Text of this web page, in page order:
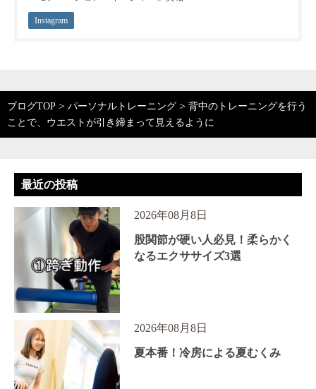
Instagram
ブログTOP > パーソナルトレーニング > 背中のトレーニングを行う
ことで、ウエストが引き締まって見えるように
最近の投稿
2026年08月8日
股関節が硬い人必見！柔らかく
なるエクササイズ3選
2026年08月8日
夏本番！冷房による夏むくみ